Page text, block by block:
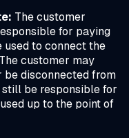
The customer
for paying
to connect the
customer may
disconnected from
be responsible for
up to the point of